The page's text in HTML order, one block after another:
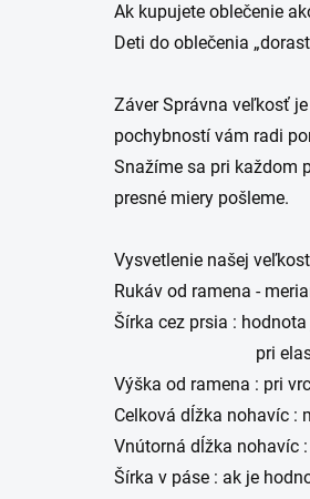
Ak kupujete oblečenie
Deti do oblečenia
Záver ​Správna veľkosť
pochybností vám radi
Snažíme sa pri každom
presné miery pošleme.
Vysvetlenie našej
Rukáv od ramena -
Šírka cez prsia :
pri elastických
Výška od ramena : pri
Celková dĺžka nohavíc :
Vnútorná dĺžka nohavíc
Šírka v páse : ak je